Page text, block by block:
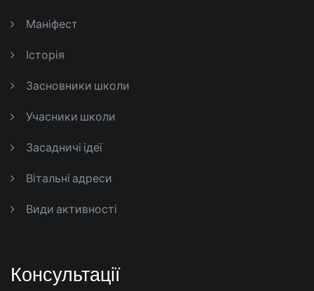
Маніфест
Історія
Засновники школи
Учасники школи
Засадничі ідеї
Вітальні адреси
Види активності
Консультації